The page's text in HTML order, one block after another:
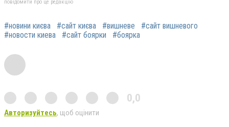
повідомити про це редакцію
#новини києва #сайт києва #вишневе
#сайт вишневого
#новости киева
#сайт боярки #боярка
0,0
Авторизуйтесь, щоб оцінити